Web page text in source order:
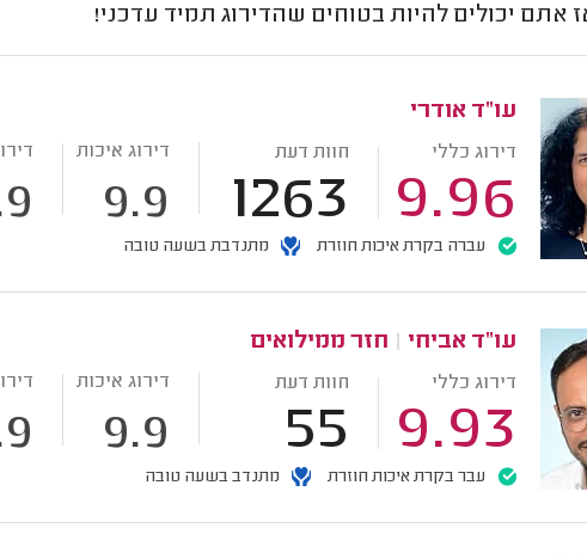
אתם יכולים להיות בטוחים שהדירוג תמיד עדכני!
עו"ד אודרי
דירוג כללי
9.96
חוות דעת
1263
דירוג איכות
9.9
עברה בקרת איכות חוזרת מתנדבת בשעה טובה
עו"ד אביחי חזר ממילואים
דירוג כללי
9.93
חוות דעת
55
דירוג איכות
9.9
עבר בקרת איכות חוזרת מתנדב בשעה טובה